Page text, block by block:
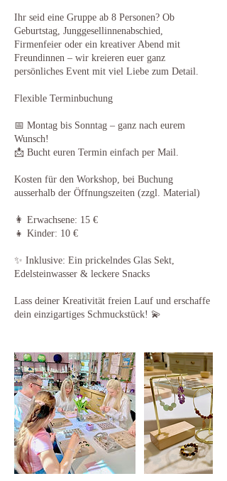
Ihr seid eine Gruppe ab 8 Personen? Ob
Geburtstag, Junggesellinnenabschied,
Firmenfeier oder ein kreativer Abend mit
Freundinnen – wir kreieren euer ganz
persönliches Event mit viel Liebe zum Detail.
Flexible Terminbuchung
📅 Montag bis Sonntag – ganz nach eurem
Wunsch!
📩 Bucht euren Termin einfach per Mail.
Kosten für den Workshop, bei Buchung
ausserhalb der Öffnungszeiten (zzgl. Material)
👩 Erwachsene: 15 €
👧 Kinder: 10 €
✨ Inklusive: Ein prickelndes Glas Sekt,
Edelsteinwasser & leckere Snacks
Lass deiner Kreativität freien Lauf und erschaffe